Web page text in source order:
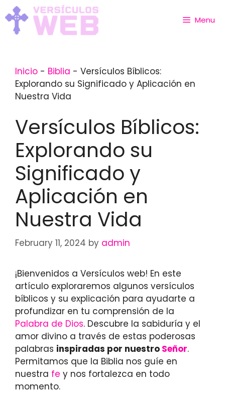
Skip
to
content
Menu
Inicio - Biblia - Versículos Bíblicos:
Explorando su Significado y Aplicación en
Nuestra Vida
Versículos Bíblicos:
Explorando su
Significado y
Aplicación en
Nuestra Vida
February 11, 2024 by admin
¡Bienvenidos a Versículos web! En este
artículo exploraremos algunos versículos
bíblicos y su explicación para ayudarte a
profundizar en tu comprensión de la
Palabra de Dios. Descubre la sabiduría y el
amor divino a través de estas poderosas
palabras inspiradas por nuestro Señor.
Permitamos que la Biblia nos guíe en
nuestra fe y nos fortalezca en todo
momento.